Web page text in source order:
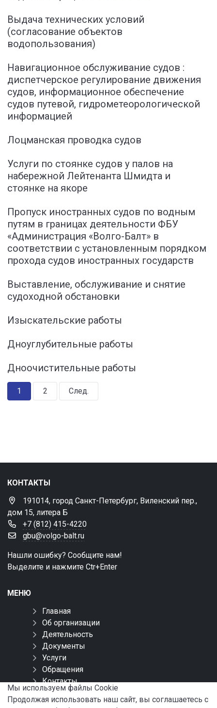
Выдача технических условий
(согласование объектов
водопользования)
Навигационное обслуживание судов :
диспетчерское регулирование движения
судов, информационное обеспечение
судов путевой, гидрометеорологической
информацией
Лоцманская проводка судов
Услуги по стоянке судов у палов на
набережной Лейтенанта Шмидта и
стоянке на якоре
Пропуск иностранных судов по водным
путям в границах деятельности ФБУ
«Администрация «Волго-Балт» в
соответствии с установленным порядком
прохода судов иностранных государств
Выставление, обслуживание и снятие
судоходной обстановки
Изыскательские работы
Дноуглубительные работы
Дноочистительные работы
1 2 След.
КОНТАКТЫ
191014, город Санкт-Петербург, Виленский пер.,
дом 15, литера Б
+7 (812) 415-4220
gbu@volgo-balt.ru
Нашли ошибку? Сообщите нам!
Выделите и нажмите Ctr+Enter
МЕНЮ
Главная
Об организации
Деятельность
Документы
Услуги
Обращения
Контакты
Карта сайта
Мы используем файлы Сookie
Продолжая использовать наш сайт, вы соглашаетесь с